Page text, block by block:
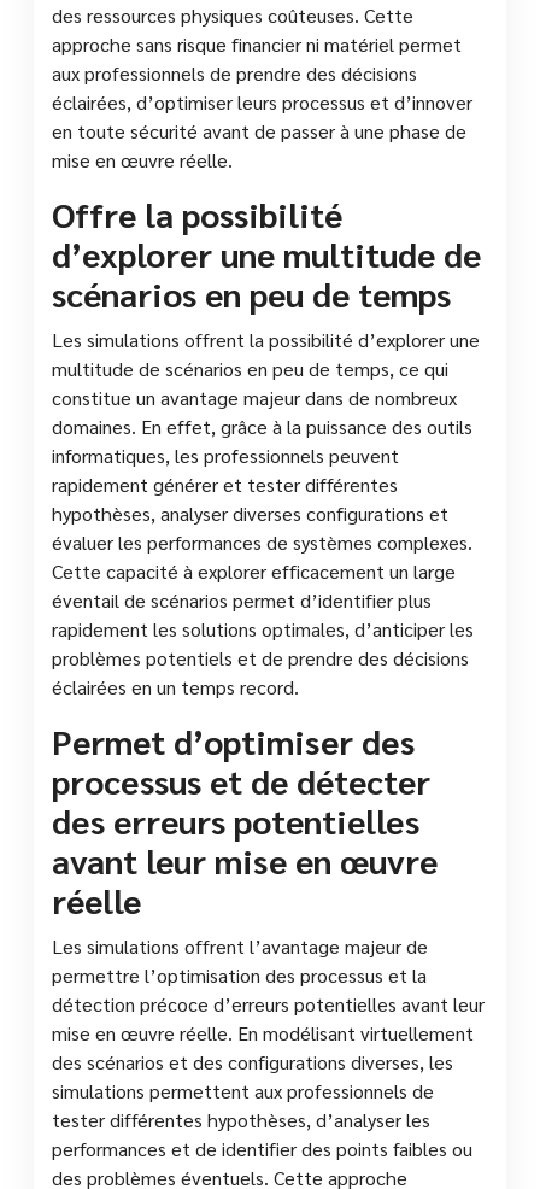
des ressources physiques coûteuses. Cette
approche sans risque financier ni matériel permet
aux professionnels de prendre des décisions
éclairées, d’optimiser leurs processus et d’innover
en toute sécurité avant de passer à une phase de
mise en œuvre réelle.
Offre la possibilité
d’explorer une multitude de
scénarios en peu de temps
Les simulations offrent la possibilité d’explorer une
multitude de scénarios en peu de temps, ce qui
constitue un avantage majeur dans de nombreux
domaines. En effet, grâce à la puissance des outils
informatiques, les professionnels peuvent
rapidement générer et tester différentes
hypothèses, analyser diverses configurations et
évaluer les performances de systèmes complexes.
Cette capacité à explorer efficacement un large
éventail de scénarios permet d’identifier plus
rapidement les solutions optimales, d’anticiper les
problèmes potentiels et de prendre des décisions
éclairées en un temps record.
Permet d’optimiser des
processus et de détecter
des erreurs potentielles
avant leur mise en œuvre
réelle
Les simulations offrent l’avantage majeur de
permettre l’optimisation des processus et la
détection précoce d’erreurs potentielles avant leur
mise en œuvre réelle. En modélisant virtuellement
des scénarios et des configurations diverses, les
simulations permettent aux professionnels de
tester différentes hypothèses, d’analyser les
performances et de identifier des points faibles ou
des problèmes éventuels. Cette approche